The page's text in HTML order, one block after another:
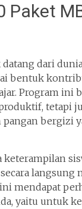
Paket
datang dari
bentuk
Program ini
tetapi
bergizi
keterampilan
langsung
mendapat
yaitu untuk